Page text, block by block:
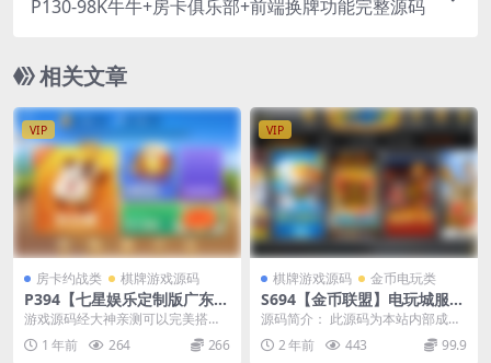
P130-98K牛牛+房卡俱乐部+前端换牌功能完整源码
相关文章
VIP
房卡约战类 棋牌游戏源码
P394【七星娱乐定制版广东浠
水地区游戏】双端完整全套源
码/可完美搭建
游戏源码经大神亲测可以完美搭
建，子游戏基本没啥问题。 七星定
制版8个子游戏都测试...
1 年前 264 266
VIP
棋牌游戏源码 金币电玩类
S694【金币联盟】电玩城服务
器打包组件+视频教程
源码简介： 此源码为本站内部成员
测试专用，不得外传，游客请绕
道。 这套源码为网狐...
2 年前 443 99.9